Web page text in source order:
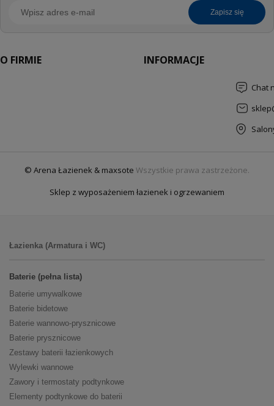
zapisz się
O FIRMIE INFORMACJE
Chat
© Arena Łazienek & maxsote Wszystkie prawa zastrzeżone.
Sklep z wyposażeniem łazienek i ogrzewaniem
Łazienka (Armatura i WC)
Baterie (pełna lista)
Baterie umywalkowe
Baterie bidetowe
Baterie wannowo-prysznicowe
Baterie prysznicowe
Zestawy baterii łazienkowych
Wylewki wannowe
Zawory i termostaty podtynkowe
Elementy podtynkowe do baterii